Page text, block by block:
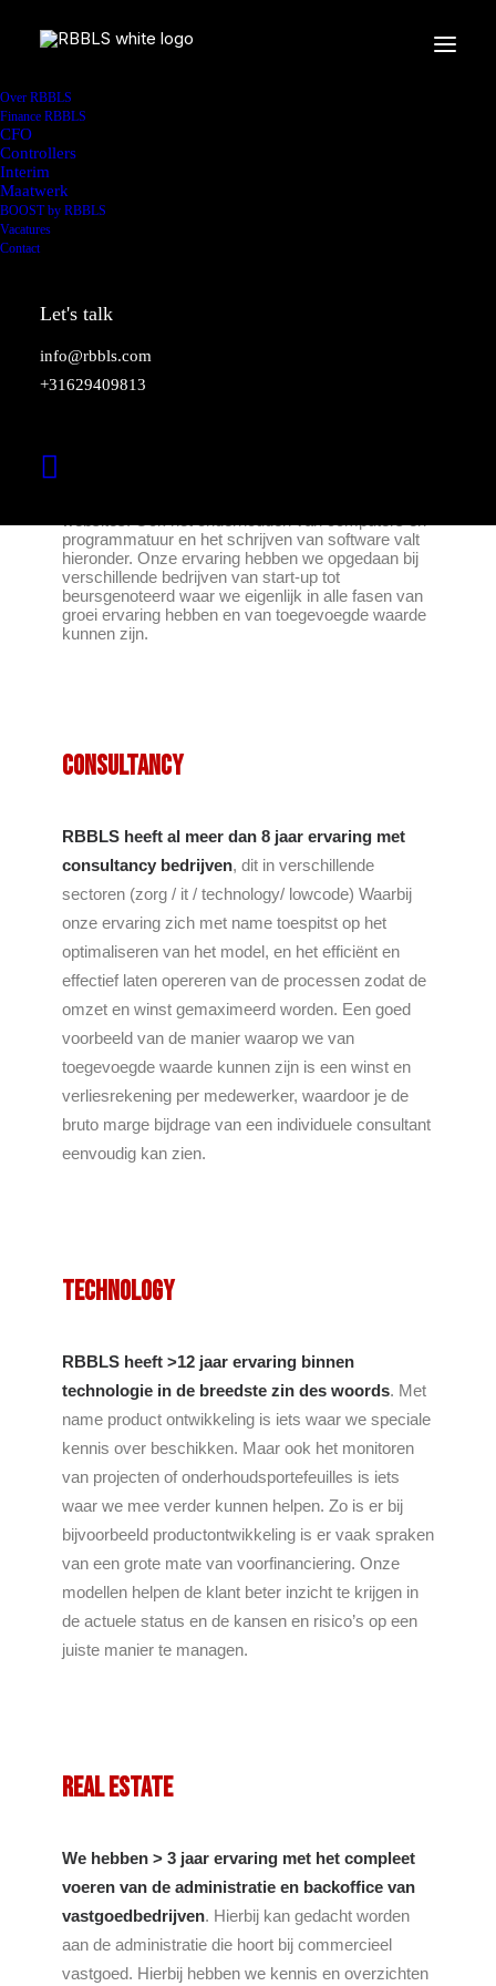
Over RBBLS
Finance RBBLS
CFO
Controllers
Interim
Maatwerk
BOOST by RBBLS
Vacatures
Contact
Let's talk
info@rbbls.com
+31629409813
de Echte ondernemer
programmatuur en het schrijven van software valt
hieronder. Onze ervaring hebben we opgedaan bij
verschillende bedrijven van start-up tot
beursgenoteerd waar we eigenlijk in alle fasen van
groei ervaring hebben en van toegevoegde waarde
kunnen zijn.
Consultancy
RBBLS heeft al meer dan 8 jaar ervaring met
consultancy bedrijven, dit in verschillende
sectoren (zorg / it / technology/ lowcode) Waarbij
onze ervaring zich met name toespitst op het
optimaliseren van het model, en het efficiënt en
effectief laten opereren van de processen zodat de
omzet en winst gemaximeerd worden. Een goed
voorbeeld van de manier waarop we van
toegevoegde waarde kunnen zijn is een winst en
verliesrekening per medewerker, waardoor je de
bruto marge bijdrage van een individuele consultant
eenvoudig kan zien.
Technology
RBBLS heeft >12 jaar ervaring binnen
technologie in de breedste zin des woords. Met
name product ontwikkeling is iets waar we speciale
kennis over beschikken. Maar ook het monitoren
van projecten of onderhoudsportefeuilles is iets
waar we mee verder kunnen helpen. Zo is er bij
bijvoorbeeld productontwikkeling is er vaak spraken
van een grote mate van voorfinanciering. Onze
modellen helpen de klant beter inzicht te krijgen in
de actuele status en de kansen en risico’s op een
juiste manier te managen.
Real Estate
We hebben > 3 jaar ervaring met het compleet
voeren van de administratie en backoffice van
vastgoedbedrijven. Hierbij kan gedacht worden
aan de administratie die hoort bij commercieel
vastgoed. Hierbij hebben we kennis en overzichten